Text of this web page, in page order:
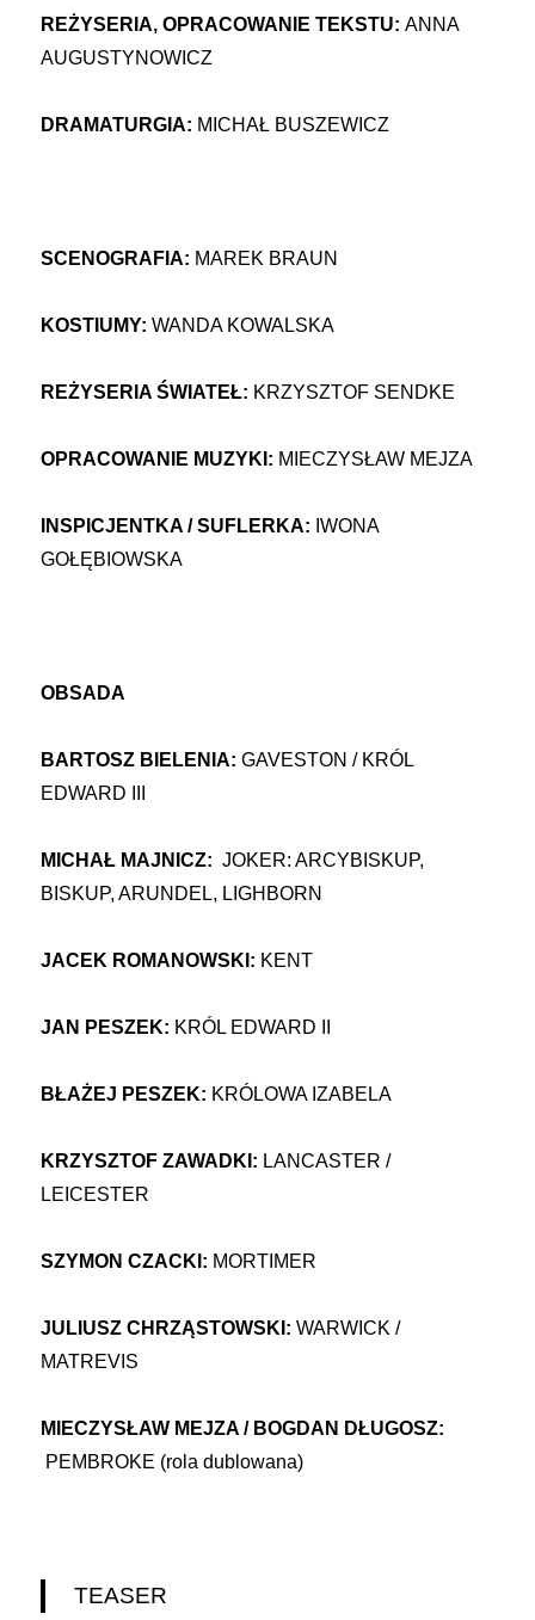
REŻYSERIA, OPRACOWANIE TEKSTU:ANNA
AUGUSTYNOWICZ
DRAMATURGIA: MICHAŁ BUSZEWICZ
SCENOGRAFIA: MAREK BRAUN
KOSTIUMY: WANDA KOWALSKA
REŻYSERIA ŚWIATEŁ: KRZYSZTOF SENDKE
OPRACOWANIE MUZYKI: MIECZYSŁAW MEJZA
INSPICJENTKA / SUFLERKA: IWONA
GOŁĘBIOWSKA
OBSADA
BARTOSZ BIELENIA: GAVESTON / KRÓL
EDWARD III
MICHAŁ MAJNICZ: JOKER: ARCYBISKUP,
BISKUP, ARUNDEL, LIGHBORN
JACEK ROMANOWSKI: KENT
JAN PESZEK: KRÓL EDWARD II
BŁAŻEJ PESZEK: KRÓLOWA IZABELA
KRZYSZTOF ZAWADKI: LANCASTER /
LEICESTER
SZYMON CZACKI: MORTIMER
JULIUSZ CHRZĄSTOWSKI: WARWICK /
MATREVIS
MIECZYSŁAW MEJZA / BOGDAN DŁUGOSZ:
PEMBROKE (rola dublowana)
TEASER